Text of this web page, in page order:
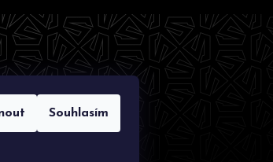
Souhlasím